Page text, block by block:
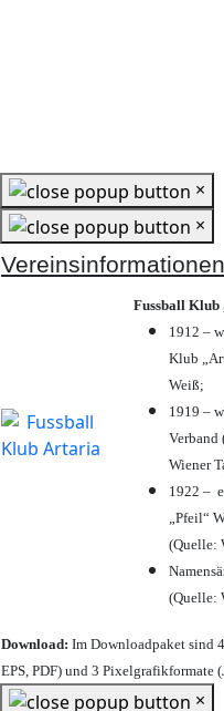
×
×
Fussball
1912 –
Klub
Weiß;
1919 –
Verband
Wiener
1922 –
„Pfeil“
(Quelle:
(Quelle:
Download: Im Downloadpaket sind
EPS, PDF) und 3 Pixelgrafikformate
×